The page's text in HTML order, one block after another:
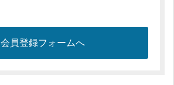
会員登録フォームへ